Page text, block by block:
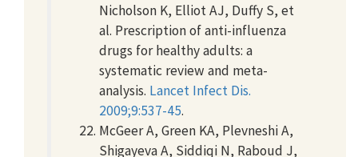
Nicholson K, Elliot AJ, Duffy S, et
al. Prescription of anti-influenza
drugs for healthy adults: a
systematic review and meta-
analysis. Lancet Infect Dis.
2009;9:537-45.
McGeer A, Green KA, Plevneshi A,
Shigayeva A, Siddiqi N, Raboud J,